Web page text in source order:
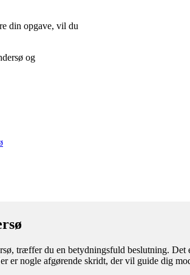
din opgave, vil du
og
træffer du en betydningsfuld beslutning. Det
er nogle afgørende skridt, der vil guide dig